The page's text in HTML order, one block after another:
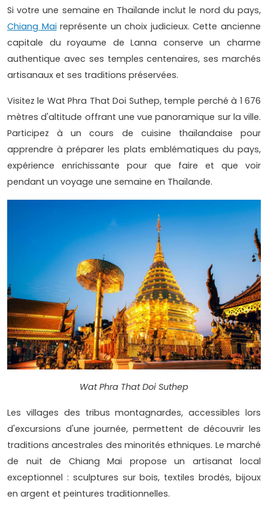
Si votre une semaine en Thaïlande inclut le nord du pays,
Chiang Mai représente un choix judicieux. Cette ancienne
capitale du royaume de Lanna conserve un charme
authentique avec ses temples centenaires, ses marchés
artisanaux et ses traditions préservées.
Visitez le Wat Phra That Doi Suthep, temple perché à 1 676
mètres d'altitude offrant une vue panoramique sur la ville.
Participez à un cours de cuisine thaïlandaise pour
apprendre à préparer les plats emblématiques du pays,
expérience enrichissante pour que faire et que voir
pendant un voyage une semaine en Thaïlande.
Wat Phra That Doi Suthep
Les villages des tribus montagnardes, accessibles lors
d'excursions d'une journée, permettent de découvrir les
traditions ancestrales des minorités ethniques. Le marché
de nuit de Chiang Mai propose un artisanat local
exceptionnel : sculptures sur bois, textiles brodés, bijoux
en argent et peintures traditionnelles.